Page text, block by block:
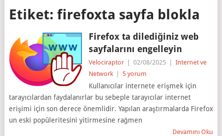
Etiket: firefoxta sayfa blokla
Firefox ta dilediğiniz web
sayfalarını engelleyin
Velociraptor 02/08/2025
Internet ve
Network
5 yorum
Kullanıcılar internete erişmek için
tarayıcılardan faydalanırlar bu sebeple tarayıcılar internet
erişimi için son derece önemlidir. Yapılan araştırmalarda Firefox
un eski popüleritesini yitirmesine rağmen
Devamını Oku